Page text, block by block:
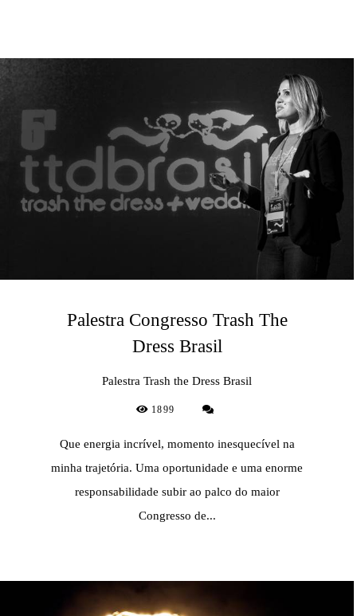
Palestra Congresso Trash The
Dress Brasil
Palestra Trash the Dress Brasil
1899
Que energia incrível, momento inesquecível na
minha trajetória. Uma oportunidade e uma enorme
responsabilidade subir ao palco do maior
Congresso de...